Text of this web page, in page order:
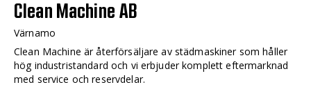
Clean Machine AB
Värnamo
Clean Machine är återförsäljare av städmaskiner som håller
hög industristandard och vi erbjuder komplett eftermarknad
med service och reservdelar.